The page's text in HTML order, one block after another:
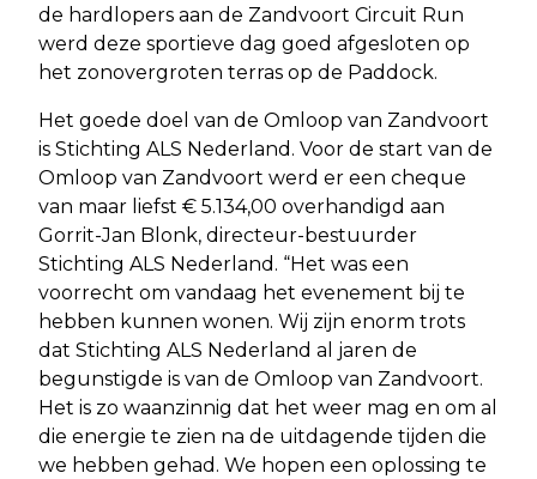
de hardlopers aan de Zandvoort Circuit Run
werd deze sportieve dag goed afgesloten op
het zonovergroten terras op de Paddock.
Het goede doel van de Omloop van Zandvoort
is Stichting ALS Nederland. Voor de start van de
Omloop van Zandvoort werd er een cheque
van maar liefst € 5.134,00 overhandigd aan
Gorrit-Jan Blonk, directeur-bestuurder
Stichting ALS Nederland. “Het was een
voorrecht om vandaag het evenement bij te
hebben kunnen wonen. Wij zijn enorm trots
dat Stichting ALS Nederland al jaren de
begunstigde is van de Omloop van Zandvoort.
Het is zo waanzinnig dat het weer mag en om al
die energie te zien na de uitdagende tijden die
we hebben gehad. We hopen een oplossing te